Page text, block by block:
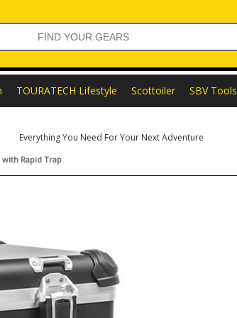
TOURATECH Lifestyle Scottoiler SBV Tools
Everything You Need For Your Next Adventure
with Rapid Trap